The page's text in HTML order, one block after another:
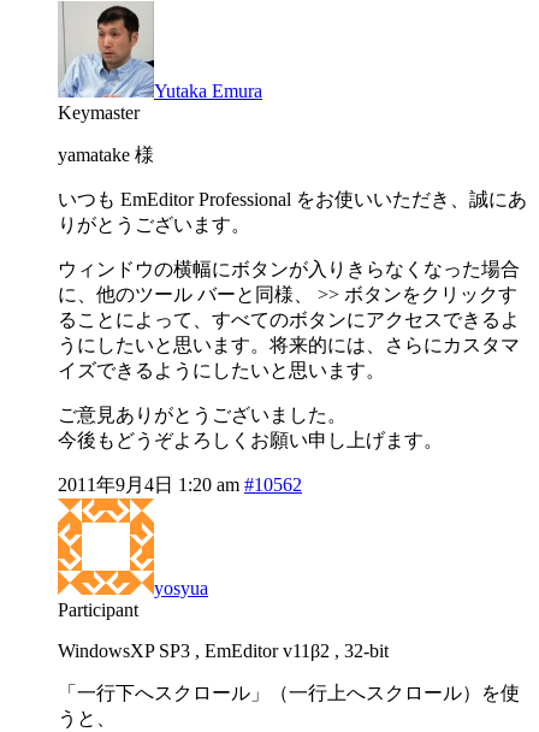
Yutaka Emura
Keymaster
yamatake 様
いつも EmEditor Professional をお使いいただき、誠にあ
りがとうございます。
ウィンドウの横幅にボタンが入りきらなくなった場合
に、他のツール バーと同様、 >> ボタンをクリックす
ることによって、すべてのボタンにアクセスできるよ
うにしたいと思います。将来的には、さらにカスタマ
イズできるようにしたいと思います。
ご意見ありがとうございました。
今後もどうぞよろしくお願い申し上げます。
2011年9月4日 1:20 am #10562
yosyua
Participant
WindowsXP SP3 , EmEditor v11β2 , 32-bit
「一行下へスクロール」（一行上へスクロール）を使
うと、